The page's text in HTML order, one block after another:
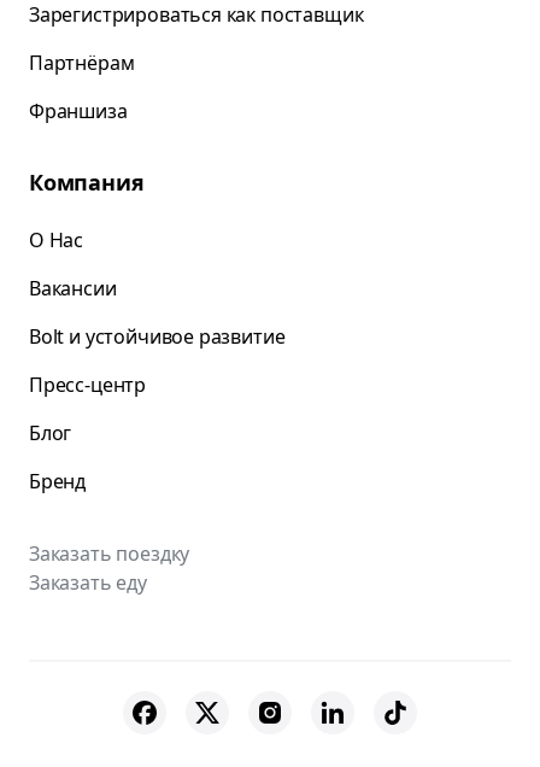
Зарегистрироваться как поставщик
Партнёрам
Франшиза
Компания
О Нас
Вакансии
Bolt и устойчивое развитие
Пресс-центр
Блог
Бренд
Заказать поездку
Заказать еду